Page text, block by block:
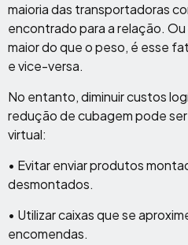
maioria das transportadoras
encontrado para a relação.
maior do que o peso, é esse
e vice-versa.
No entanto, diminuir custos
redução de cubagem pode ser
virtual:
• Evitar enviar produtos
desmontados.
• Utilizar caixas que se
encomendas.